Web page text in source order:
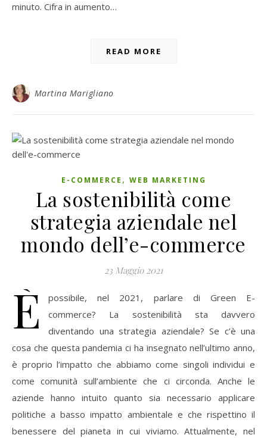
minuto. Cifra in aumento…
READ MORE
Martina Marigliano
E-COMMERCE , WEB MARKETING
La sostenibilità come
strategia aziendale nel
mondo dell’e-commerce
23 Maggio 2021
È
possibile, nel 2021, parlare di Green E-
commerce? La sostenibilità sta davvero
diventando una strategia aziendale? Se c’è una
cosa che questa pandemia ci ha insegnato nell’ultimo anno,
è proprio l’impatto che abbiamo come singoli individui e
come comunità sull’ambiente che ci circonda. Anche le
aziende hanno intuito quanto sia necessario applicare
politiche a basso impatto ambientale e che rispettino il
benessere del pianeta in cui viviamo. Attualmente, nel